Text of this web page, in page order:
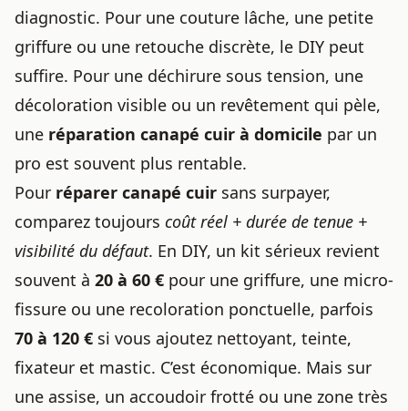
diagnostic. Pour une couture lâche, une petite
griffure ou une retouche discrète, le DIY peut
suffire. Pour une déchirure sous tension, une
décoloration visible ou un revêtement qui pèle,
une réparation canapé cuir à domicile par un
pro est souvent plus rentable.
Pour réparer canapé cuir sans surpayer,
comparez toujours coût réel + durée de tenue +
visibilité du défaut. En DIY, un kit sérieux revient
souvent à 20 à 60 € pour une griffure, une micro-
fissure ou une recoloration ponctuelle, parfois
70 à 120 € si vous ajoutez nettoyant, teinte,
fixateur et mastic. C’est économique. Mais sur
une assise, un accoudoir frotté ou une zone très